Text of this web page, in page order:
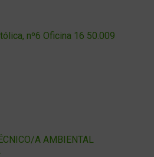
nº6 Oficina 16 50.009
A AMBIENTAL